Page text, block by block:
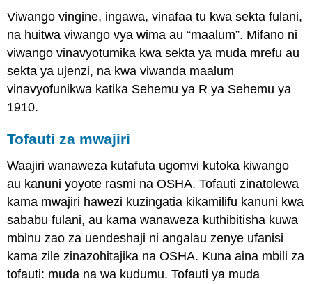
Viwango vingine, ingawa, vinafaa tu kwa sekta fulani,
na huitwa viwango vya wima au “maalum”. Mifano ni
viwango vinavyotumika kwa sekta ya muda mrefu au
sekta ya ujenzi, na kwa viwanda maalum
vinavyofunikwa katika Sehemu ya R ya Sehemu ya
1910.
Tofauti za mwajiri
Waajiri wanaweza kutafuta ugomvi kutoka kiwango
au kanuni yoyote rasmi na OSHA. Tofauti zinatolewa
kama mwajiri hawezi kuzingatia kikamilifu kanuni kwa
sababu fulani, au kama wanaweza kuthibitisha kuwa
mbinu zao za uendeshaji ni angalau zenye ufanisi
kama zile zinazohitajika na OSHA. Kuna aina mbili za
tofauti: muda na wa kudumu. Tofauti ya muda